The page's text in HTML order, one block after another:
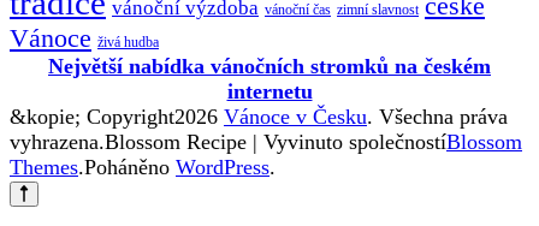
vánoční výzdoba vánoční čas zimní slavnost
Vánoce živá hudba
Největší nabídka vánočních stromků na českém
internetu
&kopie; Copyright2026 Vánoce v Česku. Všechna práva
vyhrazena.Blossom Recipe | Vyvinuto společnostíBlossom
Themes.Poháněno WordPress.